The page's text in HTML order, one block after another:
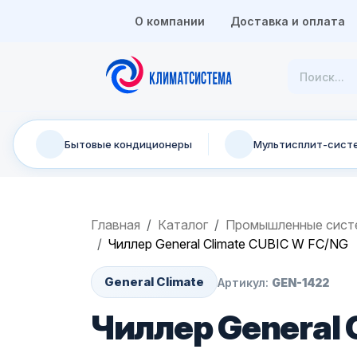
О компании Доставка и оплата
Бытовые кондиционеры Мультисплит-
Главная Каталог
Промышленные
Чиллер General Climate CUBIC W FC/NG
General Climate Артикул: GEN-1422
Чиллер General